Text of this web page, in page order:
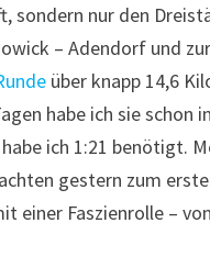
sondern nur den
– Adendorf und
über knapp 14,6
habe ich sie schon
ich 1:21 benötigt.
gestern zum
einer Faszienrolle –